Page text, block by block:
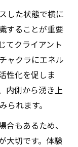
した状態で横に
することが重要
てクライアント
ャクラにエネル
性化を促しま
内側から湧き上
れます。
もあるため、
大切です。体験